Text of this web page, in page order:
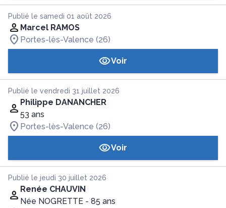
Publié le samedi 01 août 2026
Marcel RAMOS
Portes-lès-Valence (26)
Voir
Publié le vendredi 31 juillet 2026
Philippe DANANCHER
53 ans
Portes-lès-Valence (26)
Voir
Publié le jeudi 30 juillet 2026
Renée CHAUVIN
Née NOGRETTE - 85 ans